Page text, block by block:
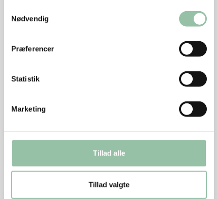
Nødvendig
Præferencer
Statistik
Marketing
Tillad alle
Tillad valgte
Vend dem og steg til de er gyldne og sprøde på
den anden side. Det tager ca. 40 minutter for ½ cm
tykke skiver og ca. 50 minutter for 1 cm tykke skiver.
Læg skiverne på køkkenrulle i cirka 1 minut.
Pisk 1 dl mælk og mel til en jævning eller ryst det
gryde.
Pisk resten af mælken i.
Bring sovsen i kog under piskning og lad den
småkoge ca. 5 minutter.